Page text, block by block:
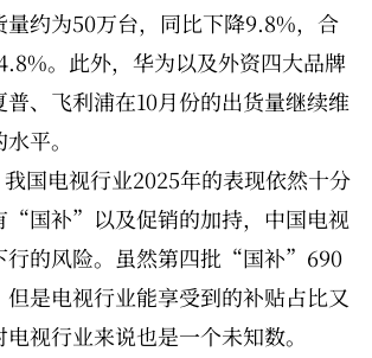
量约为50万台，同比下降9.8%，合
。此外，华为以及外资四大品牌
普、飞利浦在10月份的出货量继续维
平。
国电视行业2025年的表现依然十分
“国补”以及促销的加持，中国电视
行的风险。虽然第四批“国补”690
是电视行业能享受到的补贴占比又
视行业来说也是一个未知数。